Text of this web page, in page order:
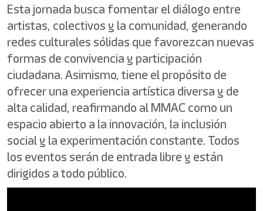
Esta jornada busca fomentar el diálogo entre
artistas, colectivos y la comunidad, generando
redes culturales sólidas que favorezcan nuevas
formas de convivencia y participación
ciudadana. Asimismo, tiene el propósito de
ofrecer una experiencia artística diversa y de
alta calidad, reafirmando al MMAC como un
espacio abierto a la innovación, la inclusión
social y la experimentación constante. Todos
los eventos serán de entrada libre y están
dirigidos a todo público.